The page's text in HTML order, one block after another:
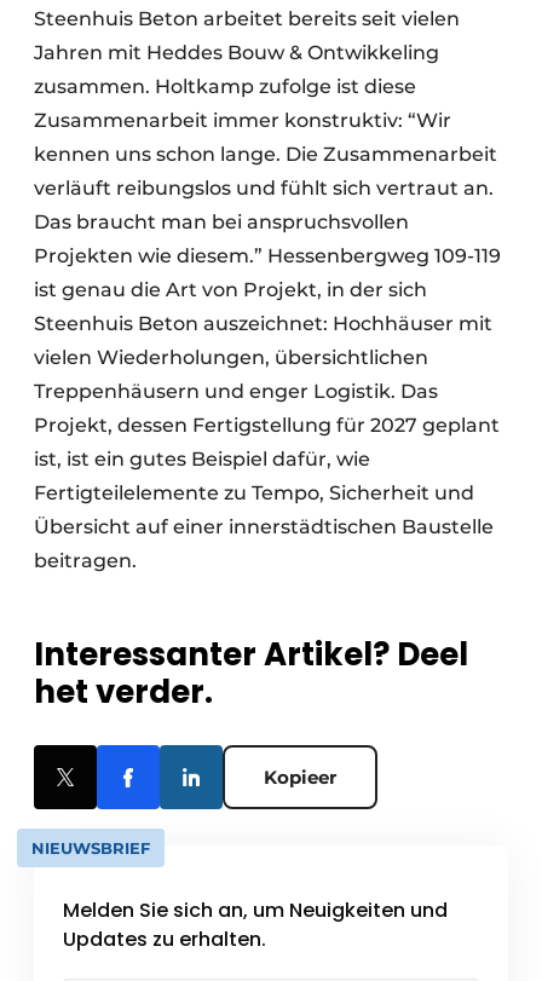
Steenhuis Beton arbeitet bereits seit vielen
Jahren mit Heddes Bouw & Ontwikkeling
zusammen. Holtkamp zufolge ist diese
Zusammenarbeit immer konstruktiv: “Wir
kennen uns schon lange. Die Zusammenarbeit
verläuft reibungslos und fühlt sich vertraut an.
Das braucht man bei anspruchsvollen
Projekten wie diesem.” Hessenbergweg 109-119
ist genau die Art von Projekt, in der sich
Steenhuis Beton auszeichnet: Hochhäuser mit
vielen Wiederholungen, übersichtlichen
Treppenhäusern und enger Logistik. Das
Projekt, dessen Fertigstellung für 2027 geplant
ist, ist ein gutes Beispiel dafür, wie
Fertigteilelemente zu Tempo, Sicherheit und
Übersicht auf einer innerstädtischen Baustelle
beitragen.
Interessanter Artikel? Deel
het verder.
Kopieer
NIEUWSBRIEF
Melden Sie sich an, um Neuigkeiten und
Updates zu erhalten.